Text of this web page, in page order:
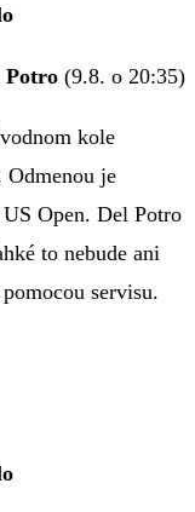
Potro (9.8. o 20:35)
kole
je
Open. Del Potro
to nebude ani
servisu.